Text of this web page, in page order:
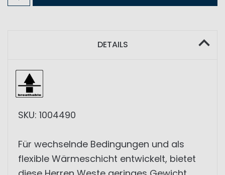
DETAILS
SKU: 1004490
Für wechselnde Bedingungen und als
flexible Wärmeschicht entwickelt, bietet